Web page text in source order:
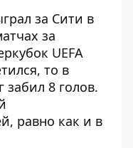
за Сити в
за
UEFA
то в
8 голов.
равно как и в